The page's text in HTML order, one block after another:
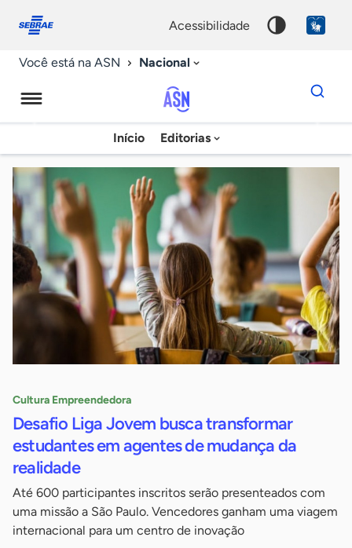
conosco
acessibilidade
Você está na ASN Nacional
Agência
Sebrae
de
Notícias
Início Editorias
Dados
para
chave
Cultura Empreendedora
Desafio Liga Jovem busca transformar
estudantes em agentes de mudança da
realidade
Até 600 participantes inscritos serão presenteados com
uma missão a São Paulo. Vencedores ganham uma viagem
internacional para um centro de inovação